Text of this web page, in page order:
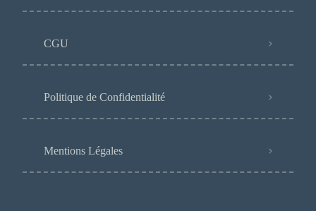
CGU
Politique de Confidentialité
Mentions Légales